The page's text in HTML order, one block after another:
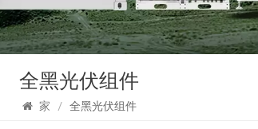
全黑光伏组件
家 / 全黑光伏组件